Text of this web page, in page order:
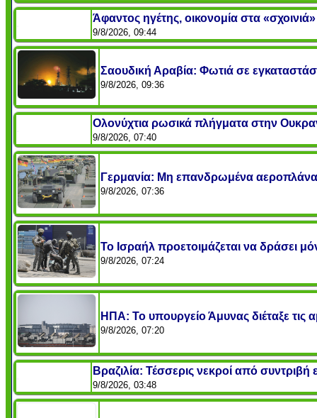
Άφαντος ηγέτης, οικονομία στα
9/8/2026, 09:44
Σαουδική Αραβία: Φωτιά σε
9/8/2026, 09:36
Ολονύχτια ρωσικά πλήγματα στην
9/8/2026, 07:40
Γερμανία: Μη επανδρωμένα
9/8/2026, 07:36
Το Ισραήλ προετοιμάζεται να δράσει
9/8/2026, 07:24
ΗΠΑ: Το υπουργείο Άμυνας διέταξε τις
9/8/2026, 07:20
Βραζιλία: Τέσσερις νεκροί από συντριβή
9/8/2026, 03:48